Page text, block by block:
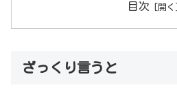
目次
ざっくり言うと